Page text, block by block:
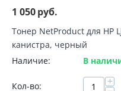
1 050руб.
Тонер NetProduct для HP
канистра, черный
Наличие:
В
Кол-во: +